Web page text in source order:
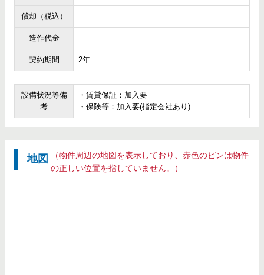
償却（税込）
造作代金
契約期間 2年
設備状況等備
考
・賃貸保証：加入要
・保険等：加入要(指定会社あり)
地図
（物件周辺の地図を表示しており、赤色のピンは物件
の正しい位置を指していません。）